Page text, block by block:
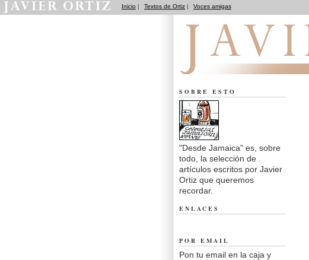
Inicio | Textos de Ortiz | Voces amigas
SOBRE ESTO
"Desde Jamaica" es, sobre
todo, la selección de
artículos escritos por Javier
Ortiz que queremos
recordar.
ENLACES
POR EMAIL
Pon tu email en la caja y